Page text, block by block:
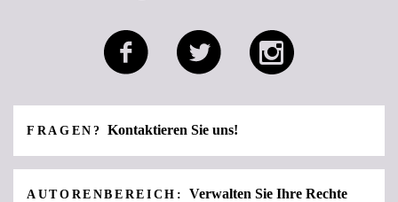
FRAGEN?Kontaktieren Sie uns!
AUTORENBEREICH:Verwalten Sie Ihre Rechte